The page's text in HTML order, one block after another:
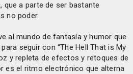
que a parte de ser bastante
no poder.
al mundo de fantasía y humor que
para seguir con “The Hell That is My
y repleta de efectos y retoques de
es el ritmo electrónico que alterna